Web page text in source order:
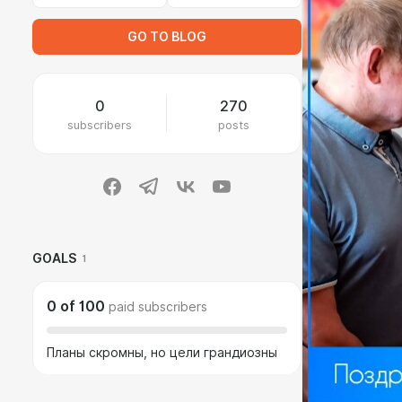
GO TO BLOG
0
subscribers
270
posts
GOALS 1
0 of 100 paid subscribers
Планы скромны, но цели грандиозны